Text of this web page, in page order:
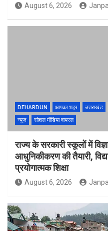
August 6, 2026
DEHARDUN आपका शहर उत्तराखंड
न्यूज़
सोशल मीडिया वायरल
राज्य के सरकारी स्कूलों में
आधुनिकीकरण की तैयारी,
प्रयोगात्मक शिक्षा
August 6, 2026